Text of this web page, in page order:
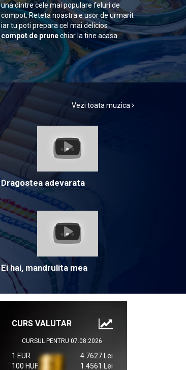
una dintre cele mai populare feluri de
compot. Reteta noastra e usor de urmarit
iar tu poti prepara cel mai delicios
compot de prunechiar la tine acasa.
Vezi toata muzica
Dragostea adevarata
Ei hai, mandrulita mea
CURS VALUTAR
CURSUL PENTRU 07.08.2026
1 EUR
4.7627 Lei
100 HUF
1.4561 Lei